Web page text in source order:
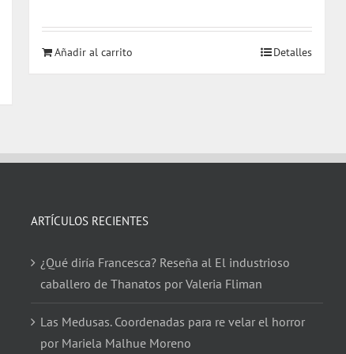
original
era:
actual
Añadir al carrito Detalles
ARTÍCULOS RECIENTES
¿Qué diría Francesca? Reseña al El industrioso
caballero de Thanatos por Valeria Fliman
Las Medusas. Coordenadas para re velar el horror
por Mariela Malhue Moreno